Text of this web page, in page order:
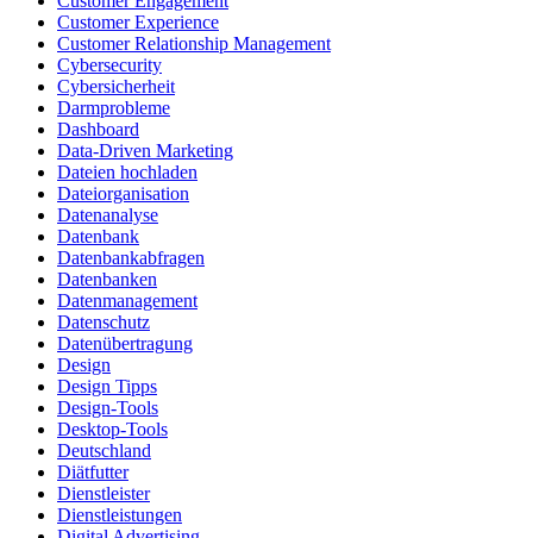
Customer Experience
Customer Relationship Management
Cybersecurity
Cybersicherheit
Darmprobleme
Dashboard
Data-Driven Marketing
Dateien hochladen
Dateiorganisation
Datenanalyse
Datenbank
Datenbankabfragen
Datenbanken
Datenmanagement
Datenschutz
Datenübertragung
Design
Design Tipps
Design-Tools
Desktop-Tools
Deutschland
Diätfutter
Dienstleister
Dienstleistungen